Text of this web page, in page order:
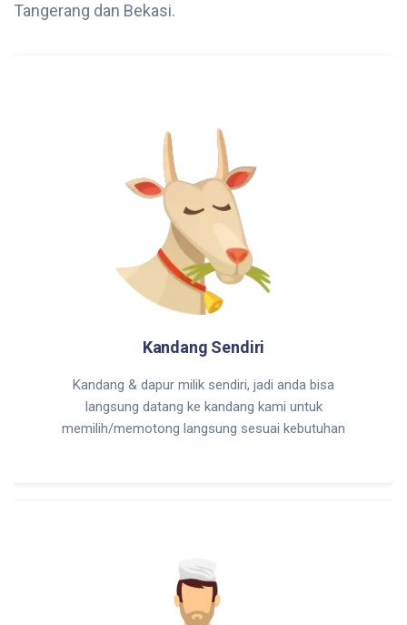
Tangerang dan Bekasi.
Kandang Sendiri
Kandang & dapur milik sendiri, jadi anda bisa
langsung datang ke kandang kami untuk
memilih/memotong langsung sesuai kebutuhan